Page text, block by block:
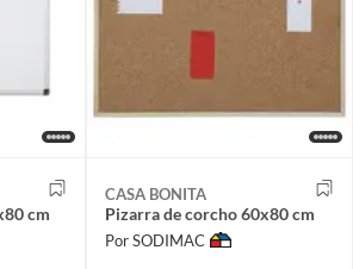
cm
CASA BONITA
Pizarra de corcho 60x80 cm
Por SODIMAC